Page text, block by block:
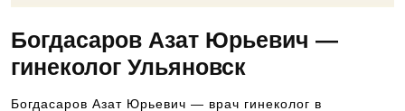
Богдасаров Азат Юрьевич —
гинеколог Ульяновск
Богдасаров Азат Юрьевич — врач гинеколог в